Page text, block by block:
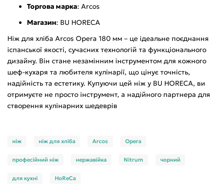
Торгова марка: Arcos
Магазин: BU HORECA
Ніж для хліба Arcos Opera 180 мм – це ідеальне поєднання
іспанської якості, сучасних технологій та функціонального
дизайну. Він стане незамінним інструментом для кожного
шеф-кухаря та любителя кулінарії, що цінує точність,
надійність та естетику. Купуючи цей ніж у BU HORECA, ви
отримуєте не просто інструмент, а надійного партнера для
створення кулінарних шедеврів
ніж ніж для хліба Arcos Opera
професійний ніж нержавійка Nitrum чорний
для кухні HoReCa